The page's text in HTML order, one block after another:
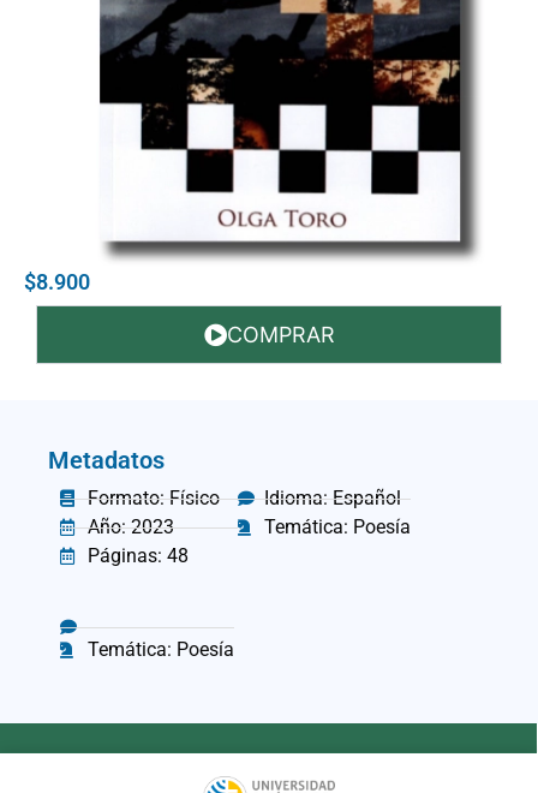
$8.900
COMPRAR
Metadatos
Formato: Físico
Año: 2023
Páginas: 48
Idioma: Español
Temática: Poesía
Temática: Poesía